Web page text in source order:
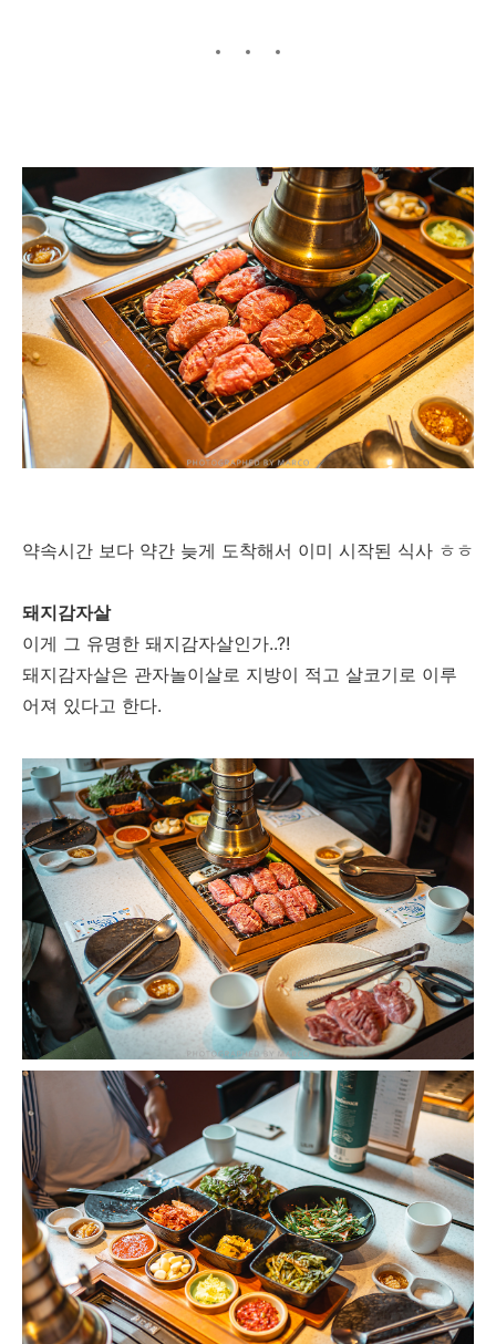
약속시간 보다 약간 늦게 도착해서 이미 시작된 식사 ㅎㅎ
돼지감자살
이게 그 유명한 돼지감자살인가..?!
돼지감자살은 관자놀이살로 지방이 적고 살코기로 이루
어져 있다고 한다.